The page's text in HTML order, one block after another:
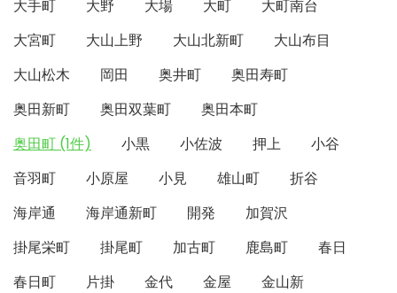
大手町 大野 大場 大町
大町南台
大宮町
大山上野 大山北新町
大山布目
大山松木
岡田 奥井町
奥田寿町
奥田新町
奥田双葉町
奥田本町
奥田町 (1件)
小黒 小佐波 押上
小谷
音羽町
小原屋 小見 雄山町
折谷
海岸通
海岸通新町 開発
加賀沢
掛尾栄町
掛尾町 加古町 鹿島町
春日
春日町
片掛 金代 金屋
金山新